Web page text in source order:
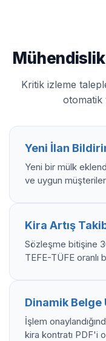
Mühendislik
Kritik izleme
otomatik
Yeni İlan
Yeni bir mülk
ve uygun
Kira Artış
Sözleşme bitişine
TEFE-TÜFE oranlı
Dinamik Belge
İşlem
kira kontratı PDF'i